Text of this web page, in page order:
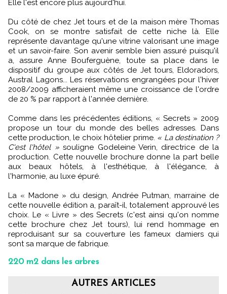
Elle l'est encore plus aujourd'hui.
Du côté de chez Jet tours et de la maison mère Thomas
Cook, on se montre satisfait de cette niche là. Elle
représente davantage qu'une vitrine valorisant une image
et un savoir-faire. Son avenir semble bien assuré puisqu'il
a, assure Anne Bouferguène, toute sa place dans le
dispositif du groupe aux côtés de Jet tours, Eldoradors,
Austral Lagons... Les réservations engrangées pour l'hiver
2008/2009 afficheraient même une croissance de l'ordre
de 20 % par rapport à l'année dernière.
Comme dans les précédentes éditions, « Secrets » 2009
propose un tour du monde des belles adresses. Dans
cette production, le choix hôtelier prime. « La destination ?
C'est l'hôtel »souligne Godeleine Verin, directrice de la
production. Cette nouvelle brochure donne la part belle
aux beaux hôtels, à l'esthétique, à l'élégance, à
l'harmonie, au luxe épuré.
La « Madone » du design, Andrée Putman, marraine de
cette nouvelle édition a, paraît-il, totalement approuvé les
choix. Le « Livre » des Secrets (c'est ainsi qu'on nomme
cette brochure chez Jet tours), lui rend hommage en
reproduisant sur sa couverture les fameux damiers qui
sont sa marque de fabrique.
220 m2 dans les arbres
AUTRES ARTICLES